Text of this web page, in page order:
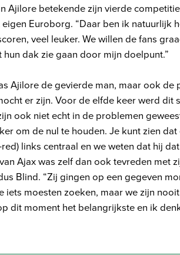
Ajilore betekende zijn vierde
Euroborg. “Daar ben ik natuurlijk
veel leuker. We willen de fans
hun dak zie gaan door mijn doelpunt.”
Ajilore de gevierde man, maar ook de
er zijn. Voor de elfde keer werd
ook niet echt in de problemen
om de nul te houden. Je kunt zien
links centraal en we weten dat hij
Ajax was zelf dan ook tevreden met
Blind. “Zij gingen op een gegeven
iets moesten zoeken, maar we zijn
dit moment het belangrijkste en ik